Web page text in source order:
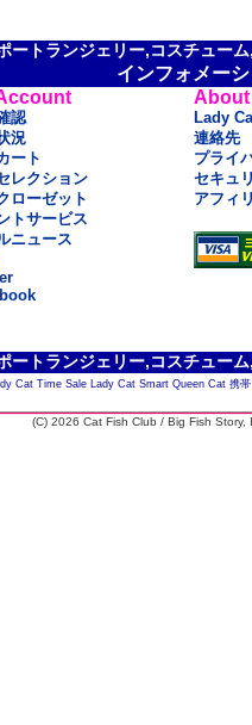
ートランジェリー,コスチュー
インフォメー
認
況
ート
レクション
ローゼット
トサービス
ニュース
About
Lady
連絡先
プライ
セキュ
アフィ
ートランジェリー,コスチュー
Cat Time Sale Lady Cat Smart Queen Cat 携
(C) 2026 Cat Fish Club / Big Fish Story,